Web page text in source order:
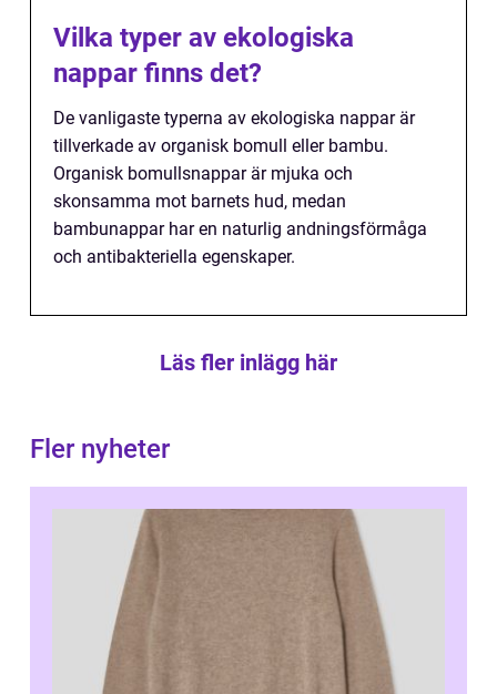
Vilka typer av ekologiska
nappar finns det?
De vanligaste typerna av ekologiska nappar är
tillverkade av organisk bomull eller bambu.
Organisk bomullsnappar är mjuka och
skonsamma mot barnets hud, medan
bambunappar har en naturlig andningsförmåga
och antibakteriella egenskaper.
Läs fler inlägg här
Fler nyheter